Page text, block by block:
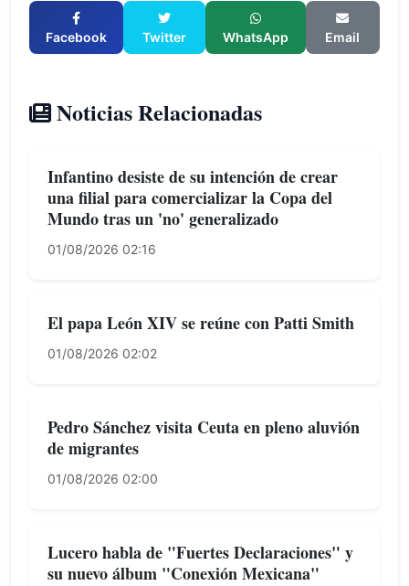
Facebook Twitter WhatsApp Email
Noticias Relacionadas
Infantino desiste de su intención de crear
una filial para comercializar la Copa del
Mundo tras un 'no' generalizado
01/08/2026 02:16
El papa León XIV se reúne con Patti Smith
01/08/2026 02:02
Pedro Sánchez visita Ceuta en pleno aluvión
de migrantes
01/08/2026 02:00
Lucero habla de "Fuertes Declaraciones" y
su nuevo álbum "Conexión Mexicana"